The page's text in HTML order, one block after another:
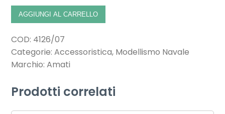
AGGIUNGI AL CARRELLO
COD: 4126/07
Categorie:Accessoristica, Modellismo Navale
Marchio:Amati
Prodotti correlati